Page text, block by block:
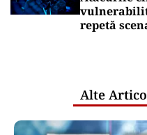
repetă
Alte